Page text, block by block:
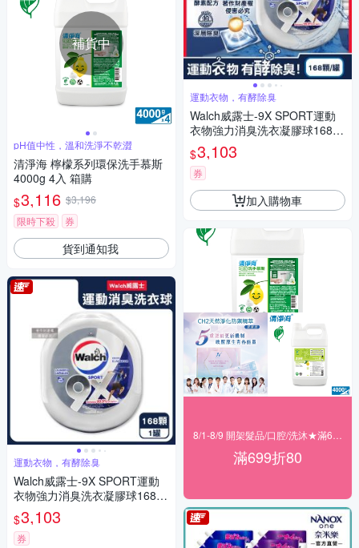
補貨中
pH值中性，溫和洗淨不乾澀
清淨海 檸檬系列環保洗手慕斯
4000g 4入 箱購
$3,116 $3,196
限時下殺
券
貨到通知我
運動衣物，有酵除臭
Walch威露士-9X SPORT運動
衣物強力消臭洗衣凝膠球168
顆/銀罐(機能衣物除異味洗衣膠
囊,持久留香9倍潔淨力洗衣珠,
柔順護衣酵素去汙防汗臭)
$3,103
券
運動衣物，有酵除臭
Walch威露士-9X SPORT運動
衣物強力消臭洗衣凝膠球168
顆/銀罐(機能衣物除異味洗衣膠
囊,持久留香9倍潔淨力洗衣珠,
柔順護衣酵素去汙防汗臭)
$3,103
券
加入購物車
滿699折80